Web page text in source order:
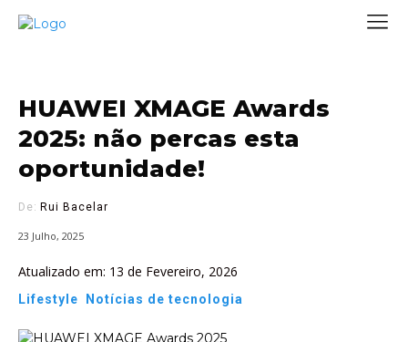
HUAWEI XMAGE Awards
2025: não percas esta
oportunidade!
De: Rui Bacelar
23 Julho, 2025
Atualizado em: 13 de Fevereiro, 2026
Lifestyle Notícias de tecnologia